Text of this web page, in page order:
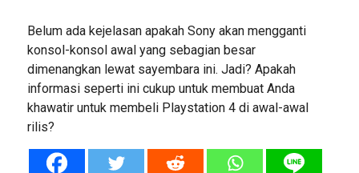
Belum ada kejelasan apakah Sony akan mengganti
konsol-konsol awal yang sebagian besar
dimenangkan lewat sayembara ini. Jadi? Apakah
informasi seperti ini cukup untuk membuat Anda
khawatir untuk membeli Playstation 4 di awal-awal
rilis?